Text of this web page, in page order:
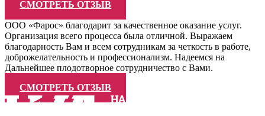
СМОТРЕТЬ ОТЗЫВ
ООО «Фарос» благодарит за качественное оказание услуг.
Организация всего процесса была отличной. Выражаем
благодарность Вам и всем сотрудникам за четкость в работе,
доброжелательность и профессионализм. Надеемся на
Дальнейшее плодотворное сотрудничество с Вами.
СМОТРЕТЬ ОТЗЫВ